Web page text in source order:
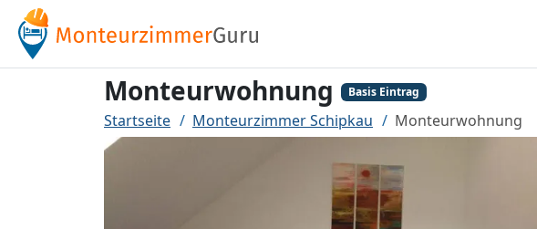
Monteurwohnung Basis Eintrag
Startseite Monteurzimmer Schipkau Monteurwohnung